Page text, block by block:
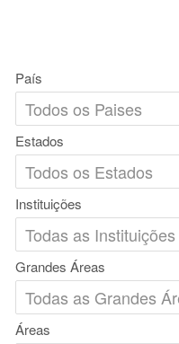
País
Estados
Instituições
Grandes Áreas
Áreas